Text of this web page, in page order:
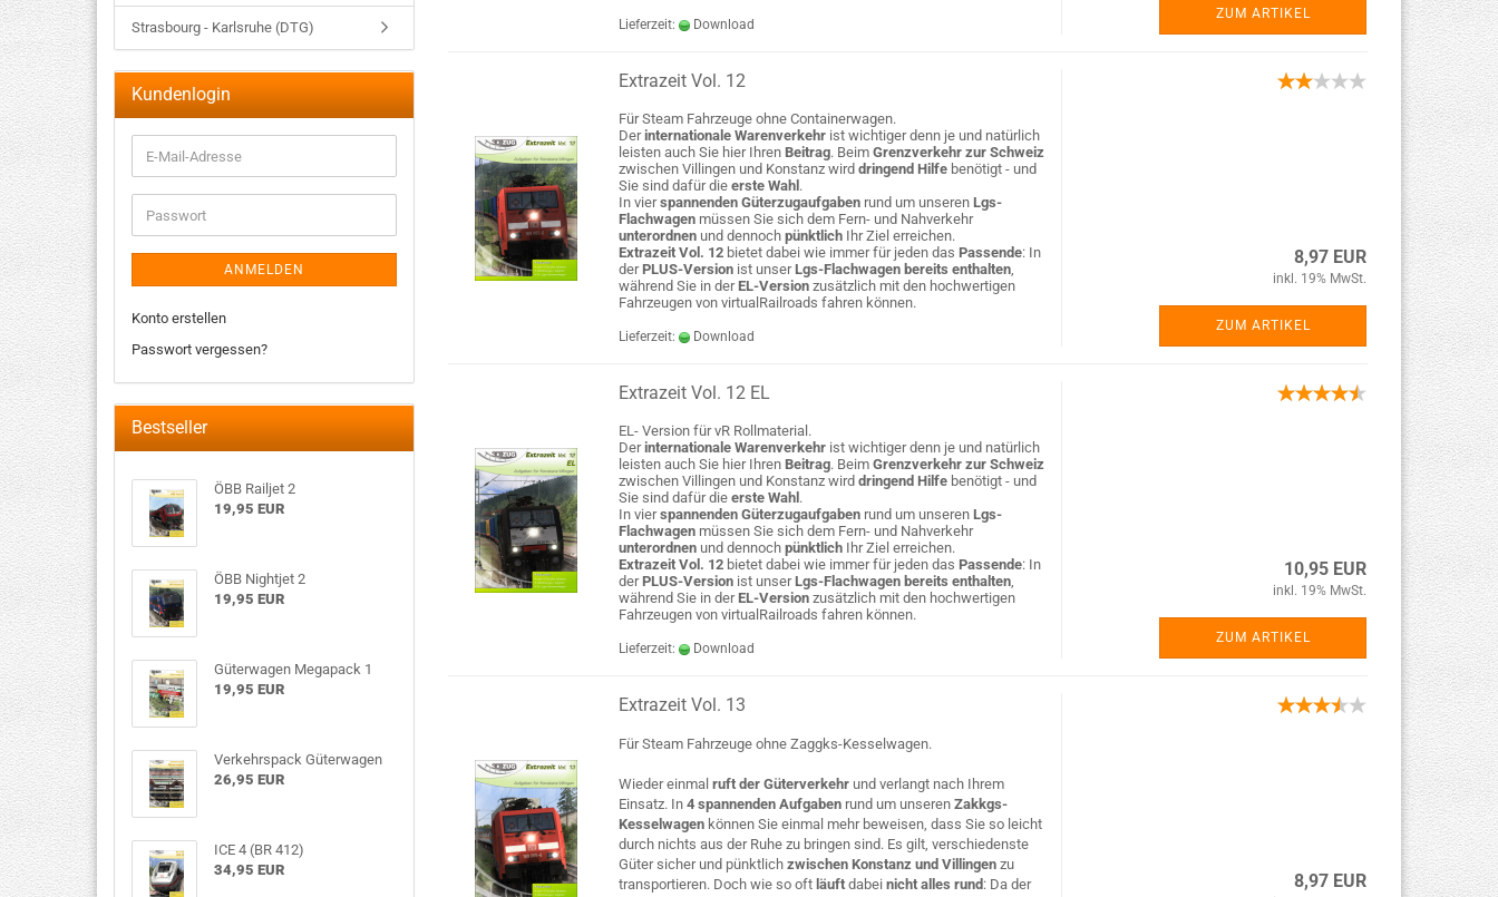
Lieferzeit: Download
ZUM ARTIKEL
Extrazeit Vol. 12
Für Steam Fahrzeuge ohne Containerwagen.
Derinternationale Warenverkehr ist wichtiger denn je und natürlich
leisten auch Sie hier Ihren Beitrag. Beim Grenzverkehr zur Schweiz
zwischen Villingen und Konstanz wird dringend Hilfe benötigt - und
Sie sind dafür die erste Wahl .
In vierspannenden Güterzugaufgaben rund um unseren Lgs-
Flachwagen müssen Sie sich dem Fern- und Nahverkehr
unterordnen und dennoch pünktlich Ihr Ziel erreichen.
Extrazeit Vol. 12 bietet dabei wie immer für jeden das Passende: In
derPLUS-Version ist unserLgs-Flachwagen bereits enthalten,
während Sie in derEL-Version zusätzlich mit den hochwertigen
Fahrzeugen von virtualRailroads fahren können.
Lieferzeit: Download
8,97 EUR
inkl. 19% MwSt.
ZUM ARTIKEL
Extrazeit Vol. 12 EL
EL- Version für vR Rollmaterial.
Derinternationale Warenverkehr ist wichtiger denn je und natürlich
leisten auch Sie hier Ihren Beitrag. Beim Grenzverkehr zur Schweiz
zwischen Villingen und Konstanz wird dringend Hilfe benötigt - und
Sie sind dafür die erste Wahl .
In vierspannenden Güterzugaufgaben rund um unseren Lgs-
Flachwagen müssen Sie sich dem Fern- und Nahverkehr
unterordnen und dennoch pünktlich Ihr Ziel erreichen.
Extrazeit Vol. 12 bietet dabei wie immer für jeden das Passende: In
derPLUS-Version ist unserLgs-Flachwagen bereits enthalten,
während Sie in derEL-Version zusätzlich mit den hochwertigen
Fahrzeugen von virtualRailroads fahren können.
Lieferzeit: Download
10,95 EUR
inkl. 19% MwSt.
ZUM ARTIKEL
Extrazeit Vol. 13
Für Steam Fahrzeuge ohne Zaggks-Kesselwagen.
Wieder einmal ruft der Güterverkehr und verlangt nach Ihrem
Einsatz. In 4 spannenden Aufgaben rund um unseren Zakkgs-
Kesselwagen können Sie einmal mehr beweisen, dass Sie so leicht
durch nichts aus der Ruhe zu bringen sind. Es gilt, verschiedenste
Güter sicher und pünktlich zwischen Konstanz und Villingen zu
transportieren. Doch wie so oft läuft dabei nicht alles rund : Da der
8,97 EUR
Strasbourg - Karlsruhe (DTG)
Kundenlogin
ANMELDEN
Konto erstellen
Passwort vergessen?
Bestseller
ÖBB Railjet 2
19,95 EUR
ÖBB Nightjet 2
19,95 EUR
Güterwagen Megapack 1
19,95 EUR
Verkehrspack Güterwagen
26,95 EUR
ICE 4 (BR 412)
34,95 EUR